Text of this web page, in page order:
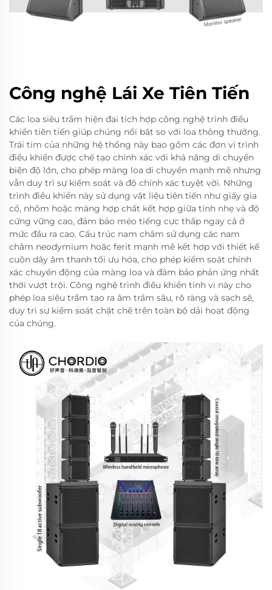
Công nghệ Lái Xe Tiên Tiến
Các loa siêu trầm hiện đại tích hợp công nghệ trình điều
khiển tiên tiến giúp chúng nổi bật so với loa thông thường.
Trái tim của những hệ thống này bao gồm các đơn vị trình
điều khiển được chế tạo chính xác với khả năng di chuyển
biên độ lớn, cho phép màng loa di chuyển mạnh mẽ nhưng
vẫn duy trì sự kiểm soát và độ chính xác tuyệt vời. Những
trình điều khiển này sử dụng vật liệu tiên tiến như giấy gia
cố, nhôm hoặc màng hợp chất kết hợp giữa tính nhẹ và độ
cứng vững cao, đảm bảo méo tiếng cực thấp ngay cả ở
mức đầu ra cao. Cấu trúc nam châm sử dụng các nam
châm neodymium hoặc ferit mạnh mẽ kết hợp với thiết kế
cuộn dây âm thanh tối ưu hóa, cho phép kiểm soát chính
xác chuyển động của màng loa và đảm bảo phản ứng nhất
thời vượt trội. Công nghệ trình điều khiển tinh vi này cho
phép loa siêu trầm tạo ra âm trầm sâu, rõ ràng và sạch sẽ,
duy trì sự kiểm soát chặt chẽ trên toàn bộ dải hoạt động
của chúng.